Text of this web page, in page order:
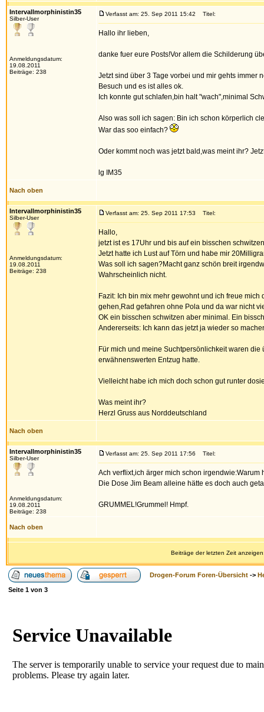
Intervallmorphinistin35
Silber-User
Anmeldungsdatum:
19.08.2011
Beiträge: 238
Verfasst am: 25. Sep 2011 15:42 Titel:
Hallo ihr lieben,
danke fuer eure Posts!Vor allem die Schilderung
Jetzt sind über 3 Tage vorbei und mir gehts immer
Besuch und es ist alles ok.
Ich konnte gut schlafen,bin halt "wach",minimal
Also was soll ich sagen: Bin ich schon körperlich
War das soo einfach?
Oder kommt noch was jetzt bald,was meint ihr?
lg IM35
Nach oben
Intervallmorphinistin35
Silber-User
Anmeldungsdatum:
19.08.2011
Beiträge: 238
Verfasst am: 25. Sep 2011 17:53 Titel:
Hallo,
jetzt ist es 17Uhr und bis auf ein bisschen
Jetzt hatte ich Lust auf Törn und habe mir
Was soll ich sagen?Macht ganz schön breit
Wahrscheinlich nicht.
Fazit: Ich bin mix mehr gewohnt und ich freue
gehen,Rad gefahren ohne Pola und da war nicht
OK ein bisschen schwitzen aber minimal. Ein
Andererseits: Ich kann das jetzt ja wieder so
Für mich und meine Suchtpersönlichkeit waren
erwähnenswerten Entzug hatte.
Vielleicht habe ich mich doch schon gut runter
Was meint ihr?
Herzl Gruss aus Norddeutschland
Nach oben
Intervallmorphinistin35
Silber-User
Anmeldungsdatum:
19.08.2011
Beiträge: 238
Verfasst am: 25. Sep 2011 17:56 Titel:
Ach verflixt,ich ärger mich schon irgendwie:Warum
Die Dose Jim Beam alleine hätte es doch auch
GRUMMEL!Grummel! Hmpf.
Nach oben
Beiträge der letzten Zeit
Drogen-Forum Foren-Übersicht ->
Seite 1 von 3